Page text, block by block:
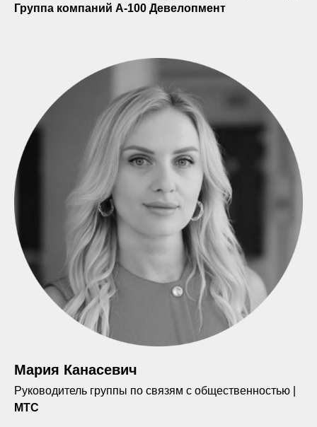
Группа компаний А-100 Девелопмент
Мария Канасевич
Руководитель группы по связям с общественностью |
МТС